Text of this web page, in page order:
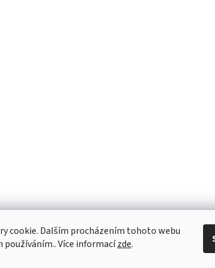
cookie. Dalším procházením tohoto webu
používáním.. Více informacízde.